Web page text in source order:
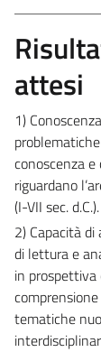
attesi
1)
conoscenza
riguardano
(I-VII sec. d.C.).
2) Capacità
di lettura e
in prospettiva
tematiche